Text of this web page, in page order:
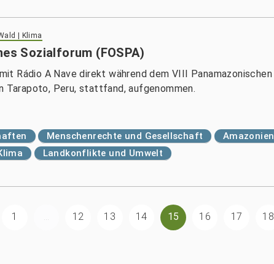
| Klima
Sozialforum (FOSPA)
Rádio A Nave direkt während dem VIII Panamazonischen
Tarapoto, Peru, stattfand, aufgenommen.
Menschenrechte und Gesellschaft
Amazonien
Landkonflikte und Umwelt
1 ... 12 13 14 15 16 17 18